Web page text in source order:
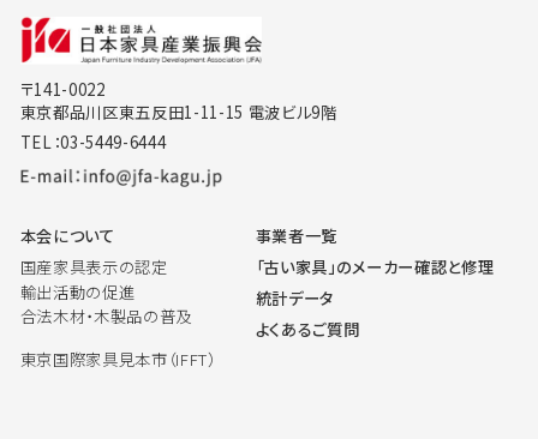
〒141-0022
東京都品川区東五反田1-11-15 電波ビル9階
TEL：03-5449-6444
本会について
国産家具表示の認定
輸出活動の促進
合法木材・木製品の普及
東京国際家具見本市（IFFT）
事業者一覧
「古い家具」のメーカー確認と修理
統計データ
よくあるご質問